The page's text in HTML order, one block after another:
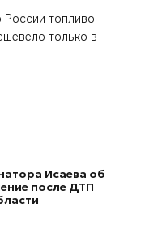
России топливо
только в
Исаева об
после ДТП